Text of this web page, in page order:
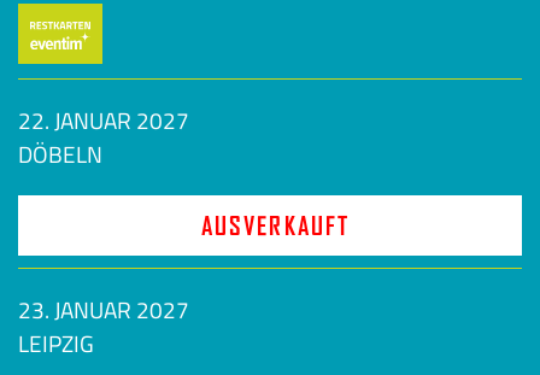
22. JANUAR 2027
DÖBELN
AUSVERKAUFT
23. JANUAR 2027
LEIPZIG